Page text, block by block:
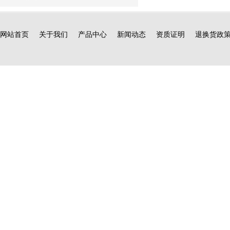
网站首页 关于我们 产品中心 新闻动态 资质证明 退换货政